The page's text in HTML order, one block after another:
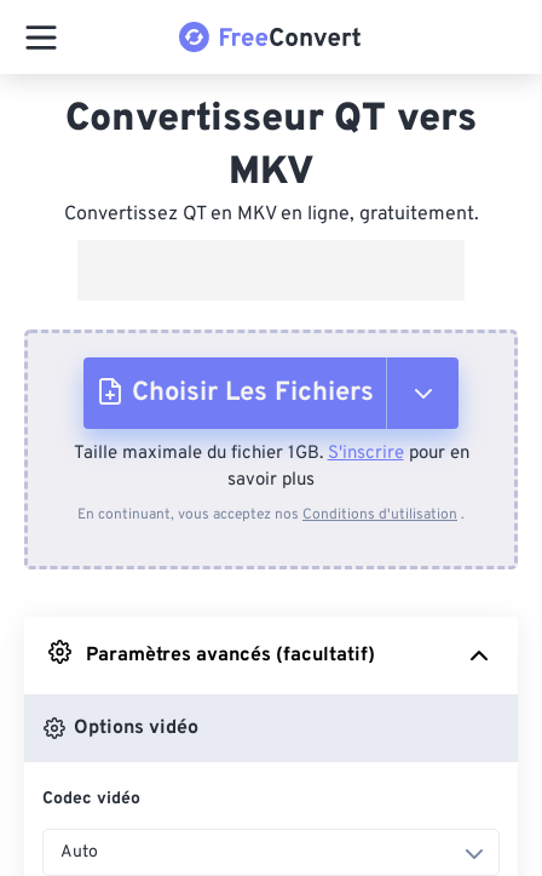
Convertisseur QT vers
MKV
Convertissez QT en MKV en ligne, gratuitement.
Choisir Les Fichiers
Depuis l'appareil
Depuis Google Drive
Depuis OneDrive
Taille maximale du fichier 1GB.S'inscrirepour en
savoir plus
En continuant, vous acceptez nos Conditions d'utilisation .
Paramètres avancés (facultatif)
Options vidéo
Codec vidéo
Auto